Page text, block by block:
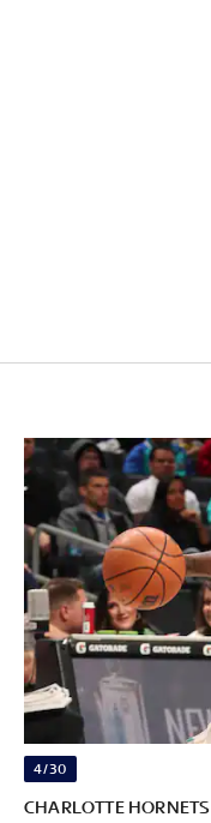
4/30
CHARLOTTE HORNETS